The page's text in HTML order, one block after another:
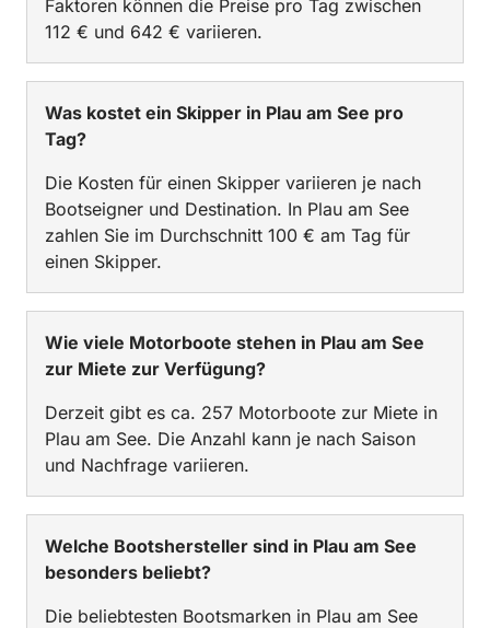
Faktoren können die Preise pro Tag zwischen
112 € und 642 € variieren.
Was kostet ein Skipper in Plau am See pro
Tag?
Die Kosten für einen Skipper variieren je nach
Bootseigner und Destination. In Plau am See
zahlen Sie im Durchschnitt 100 € am Tag für
einen Skipper.
Wie viele Motorboote stehen in Plau am See
zur Miete zur Verfügung?
Derzeit gibt es ca. 257 Motorboote zur Miete in
Plau am See. Die Anzahl kann je nach Saison
und Nachfrage variieren.
Welche Bootshersteller sind in Plau am See
besonders beliebt?
Die beliebtesten Bootsmarken in Plau am See